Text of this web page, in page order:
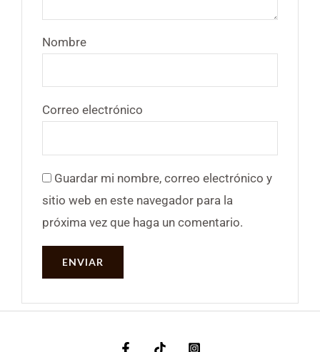
Nombre
Correo electrónico
Guardar mi nombre, correo electrónico y
sitio web en este navegador para la
próxima vez que haga un comentario.